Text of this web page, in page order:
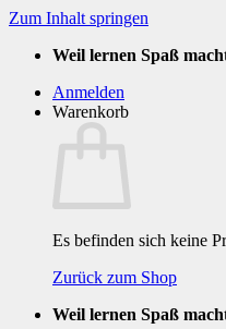
Zum Inhalt springen
Weil lernen Spaß
Anmelden
Warenkorb
Es befinden sich keine
Zurück zum Shop
Weil lernen Spaß